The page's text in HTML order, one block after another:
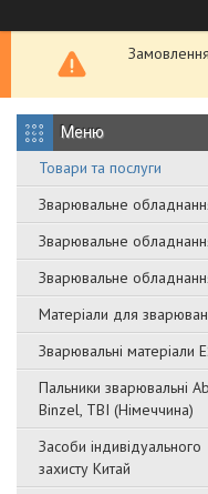
Товари та послуги
Зварювальне
Зварювальне
Зварювальне
Матеріали для
Зварювальні матеріали
Пальники зварювальні
Binzel, TBI (Німеччина)
Засоби індивідуального
захисту Китай